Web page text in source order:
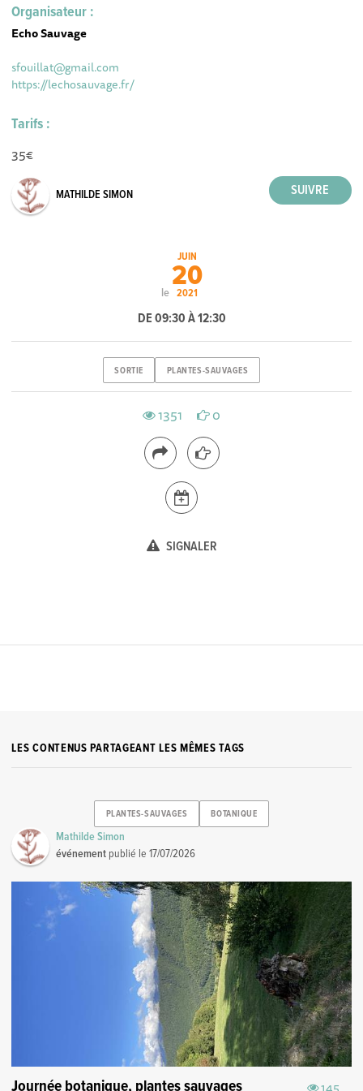
Organisateur :
Echo Sauvage
sfouillat@gmail.com
https://lechosauvage.fr/
Tarifs :
35€
MATHILDE SIMON
le
JUIN
20
2021
DE 09:30 À 12:30
SORTIE PLANTES-SAUVAGES
1351 0
SIGNALER
LES CONTENUS PARTAGEANT LES MÊMES TAGS
PLANTES-SAUVAGES BOTANIQUE
Mathilde Simon
événement publié le17/07/2026